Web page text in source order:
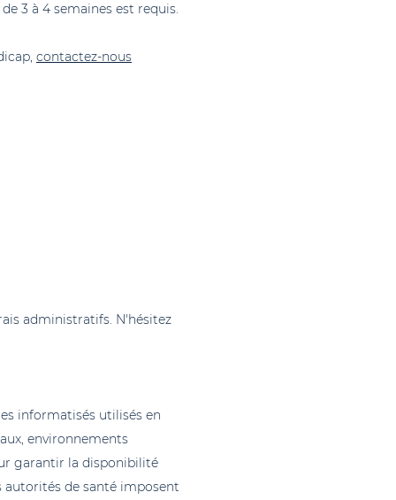
3 à 4 semaines est requis.
contactez-nous
administratifs. N'hésitez
informatisés utilisés en
environnements
garantir la disponibilité
autorités de santé imposent